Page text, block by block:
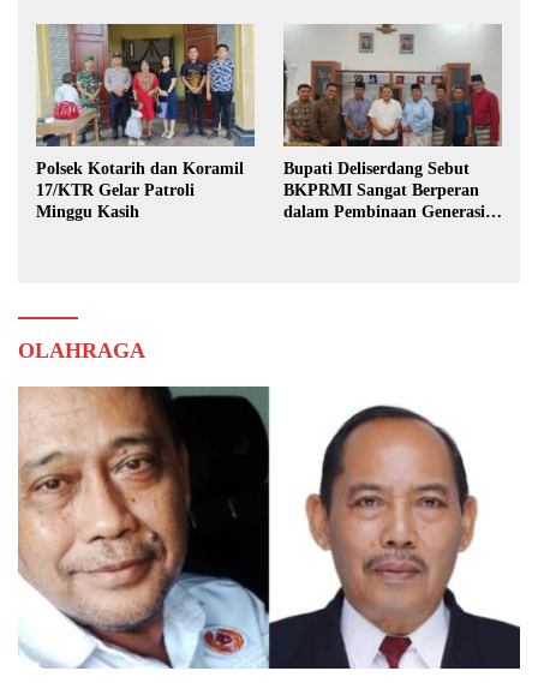
Polsek Kotarih dan Koramil
17/KTR Gelar Patroli
Minggu Kasih
Bupati Deliserdang Sebut
BKPRMI Sangat Berperan
dalam Pembinaan Generasi
OLAHRAGA